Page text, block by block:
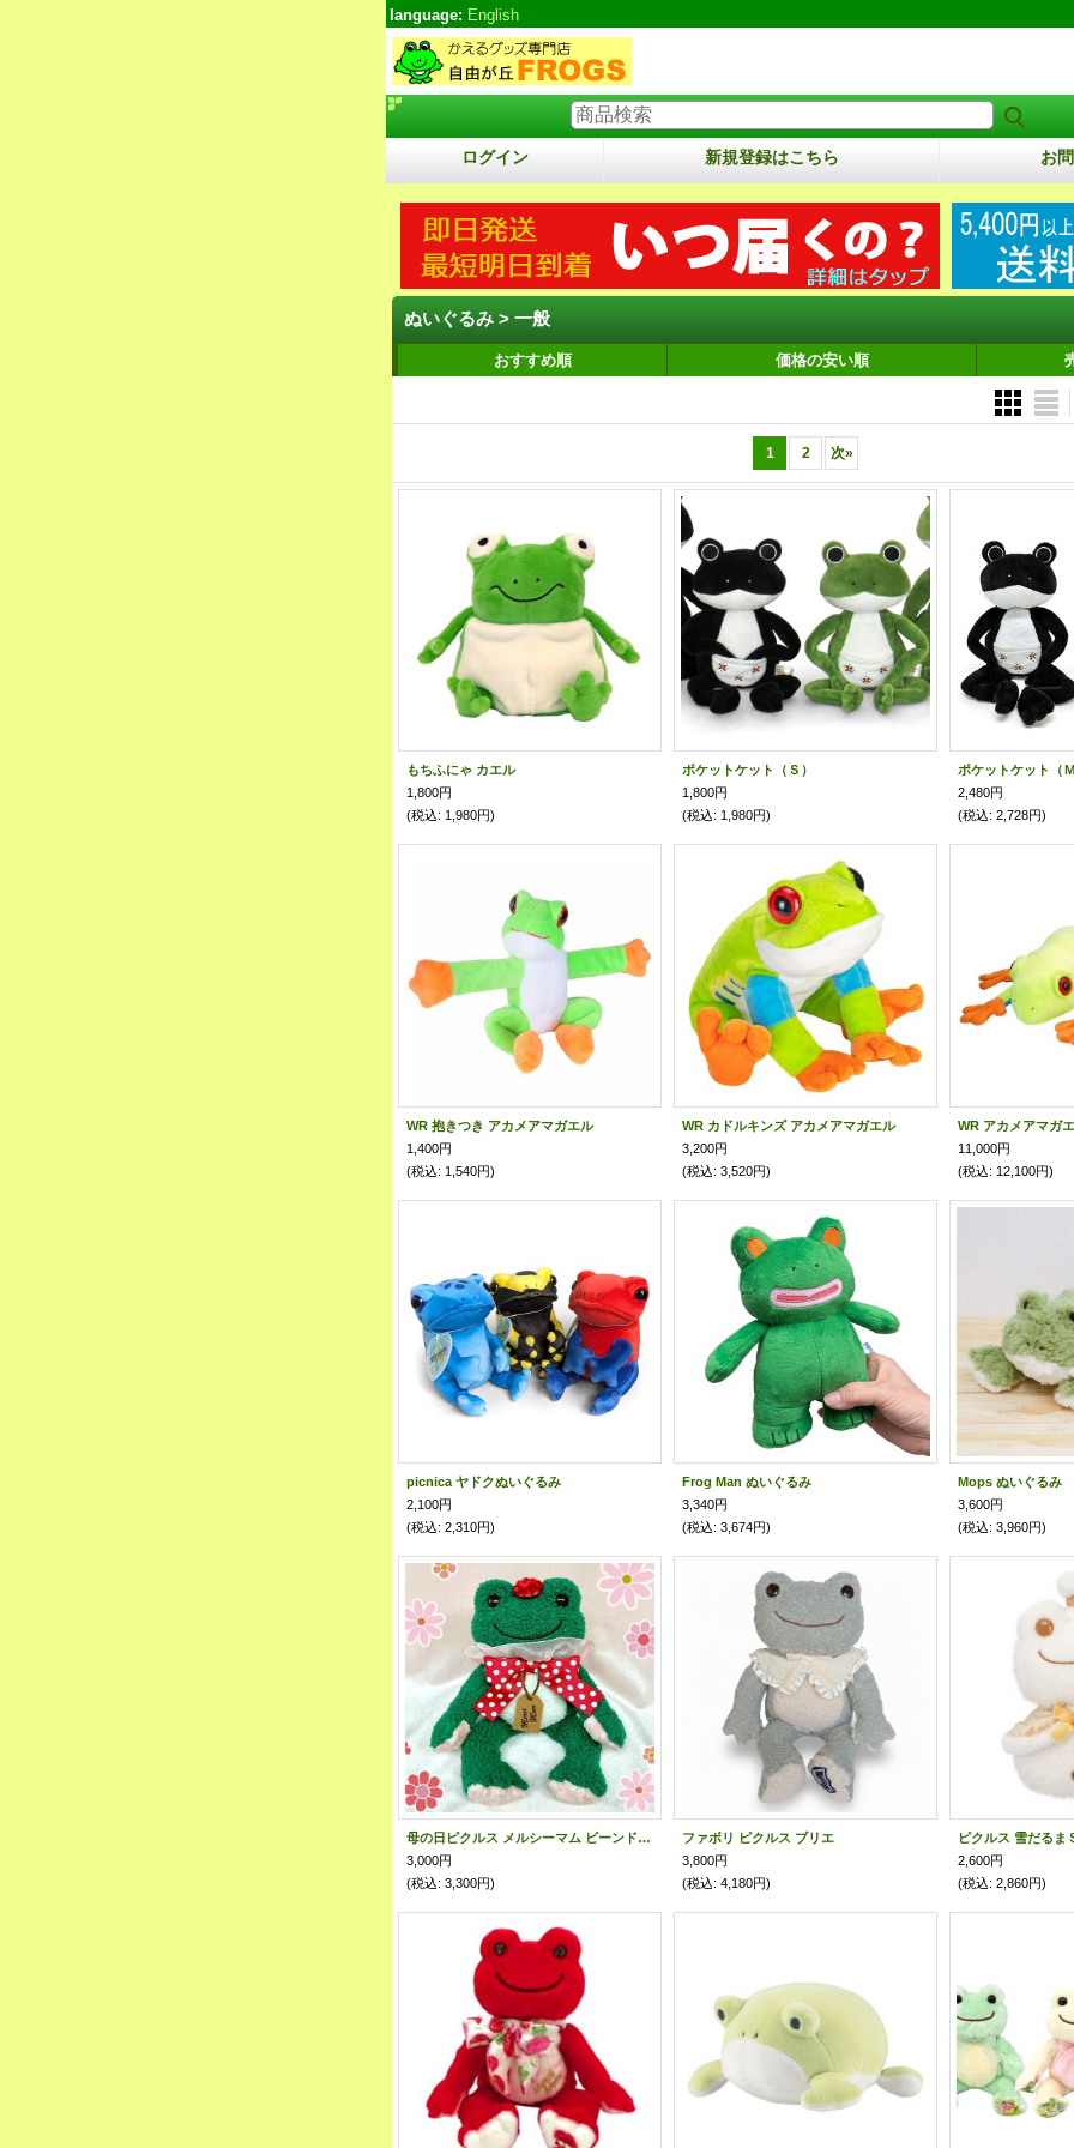
language: English
ログイン 新規登録はこちら お
ぬいぐるみ > 一般
おすすめ順 価格の安い順
1 2 次»
もちふにゃ カエル
1,800円
(税込: 1,980円)
ポケットケット（Ｓ）
1,800円
(税込: 1,980円)
ポケットケット（
2,480円
(税込: 2,728円)
WR 抱きつき アカメアマガエル
1,400円
(税込: 1,540円)
WR カドルキンズ アカメアマガエル
3,200円
(税込: 3,520円)
WR アカメアマガ
11,000円
(税込: 12,100円)
picnica ヤドクぬいぐるみ
2,100円
(税込: 2,310円)
Frog Man ぬいぐるみ
3,340円
(税込: 3,674円)
Mops ぬいぐるみ
3,600円
(税込: 3,960円)
母の日ピクルス メルシーマム ビーンドール １８
3,000円
(税込: 3,300円)
ファボリ ピクルス ブリエ
3,800円
(税込: 4,180円)
ピクルス 雪だるま
2,600円
(税込: 2,860円)